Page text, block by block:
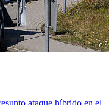
ataque híbrido en el